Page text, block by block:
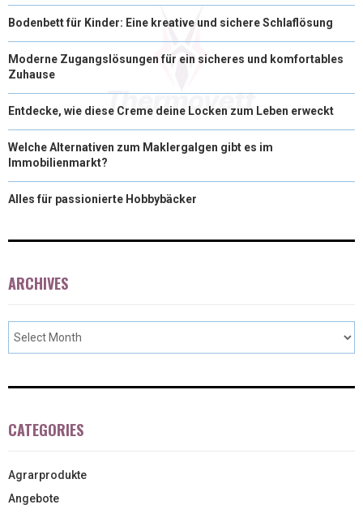
Bodenbett für Kinder: Eine kreative und sichere Schlaflösung
Moderne Zugangslösungen für ein sicheres und komfortables
Zuhause
Entdecke, wie diese Creme deine Locken zum Leben erweckt
Welche Alternativen zum Maklergalgen gibt es im
Immobilienmarkt?
Alles für passionierte Hobbybäcker
ARCHIVES
CATEGORIES
Agrarprodukte
Angebote